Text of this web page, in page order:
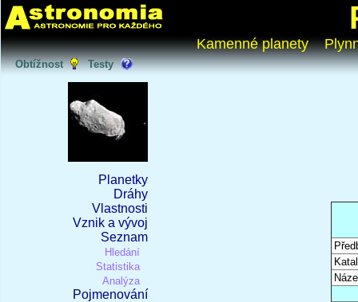
Kamenné planety
Obtížnost Testy
Planetky
Dráhy
Vlastnosti
Vznik a vývoj
Seznam
Hledání
Statistika
Analýza
Pojmenování